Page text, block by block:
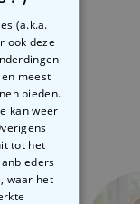
.
dingen
(a.k.a.
ook deze
meest
bieden.
kan weer
tot het
waar het